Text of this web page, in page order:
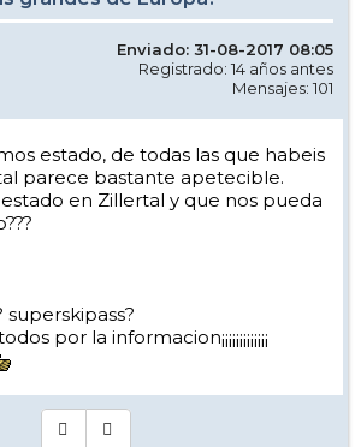
Enviado: 31-08-2017 08:05
Registrado: 14 años antes
Mensajes: 101
estado, de todas las que habeis
parece bastante apetecible.
en Zillertal y que nos pueda
por la informacion¡¡¡¡¡¡¡¡¡¡¡¡¡